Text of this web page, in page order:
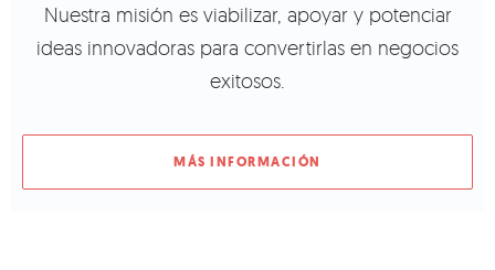
Nuestra misión es viabilizar, apoyar y potenciar
ideas innovadoras para convertirlas en negocios
exitosos.
MÁS INFORMACIÓN